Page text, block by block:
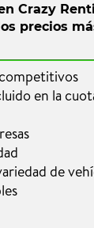
Crazy
precios
en la
de